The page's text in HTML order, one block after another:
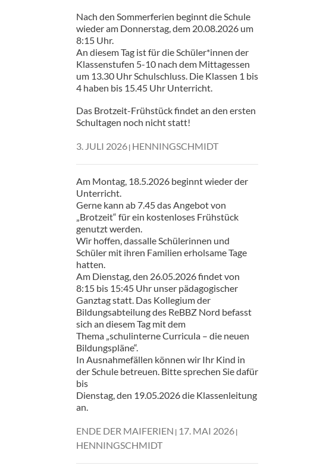
Nach den Sommerferien beginnt die Schule
wieder am Donnerstag, dem 20.08.2026 um
8:15 Uhr.
An diesem Tag ist für die Schüler*innen der
Klassenstufen 5-10 nach dem Mittagessen
um 13.30 Uhr Schulschluss. Die Klassen 1 bis
4 haben bis 15.45 Uhr Unterricht.
Das Brotzeit-Frühstück findet an den ersten
Schultagen noch nicht statt!
3. JULI 2026 HENNINGSCHMIDT
Am Montag, 18.5.2026 beginnt wieder der
Unterricht.
Gerne kann ab 7.45 das Angebot von
„Brotzeit“ für ein kostenloses Frühstück
genutzt werden.
Wir hoffen, dassalle Schülerinnen und
Schüler mit ihren Familien erholsame Tage
hatten.
Am Dienstag, den 26.05.2026 findet von
8:15 bis 15:45 Uhr unser pädagogischer
Ganztag statt. Das Kollegium der
Bildungsabteilung des ReBBZ Nord befasst
sich an diesem Tag mit dem
Thema „schulinterne Curricula – die neuen
Bildungspläne“.
In Ausnahmefällen können wir Ihr Kind in
der Schule betreuen. Bitte sprechen Sie dafür
bis
Dienstag, den 19.05.2026 die Klassenleitung
an.
ENDE DER MAIFERIEN 17. MAI 2026
HENNINGSCHMIDT